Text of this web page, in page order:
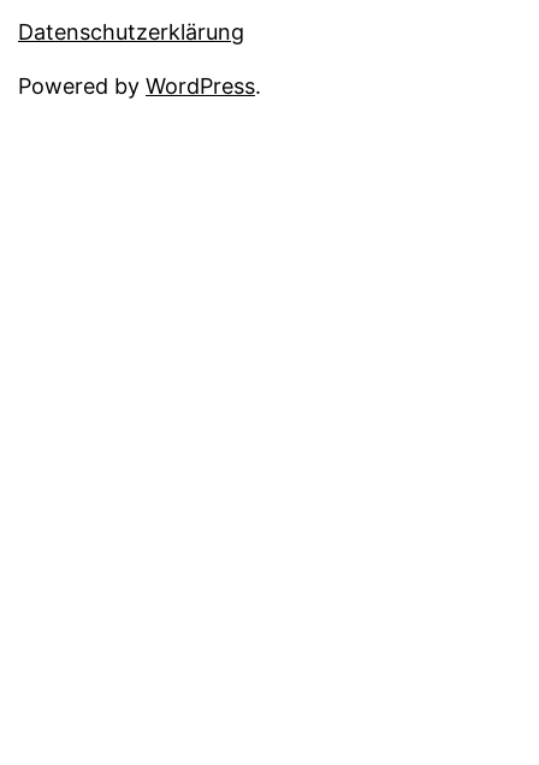
Datenschutzerklärung
Powered by WordPress.